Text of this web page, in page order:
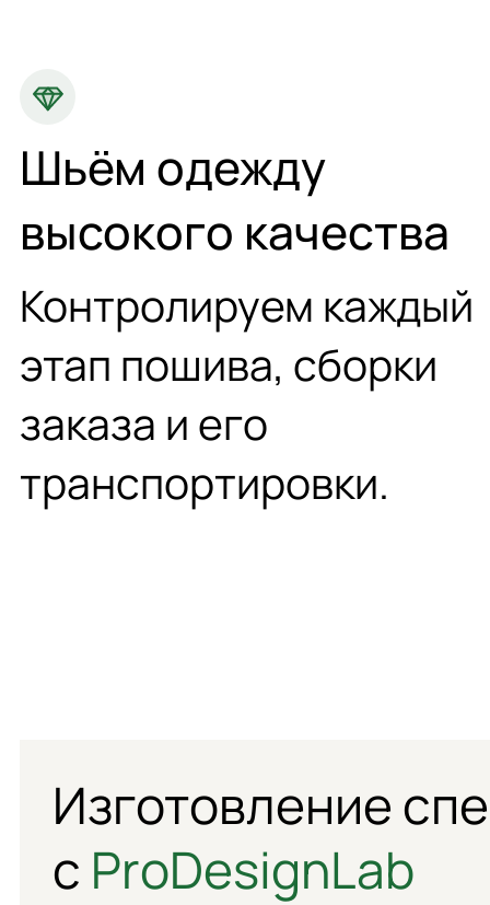
Шьём одежду
высокого качества
Контролируем каждый
этап пошива, сборки
заказа и его
транспортировки.
Изготовление
с ProDesignLab